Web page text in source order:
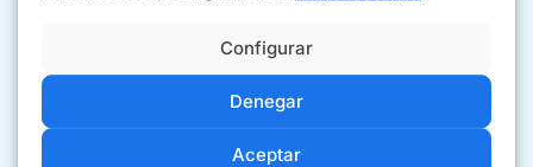
Aceptar
Denegar
Configurar
CÓMO IRSITIO WEBLLAMAR